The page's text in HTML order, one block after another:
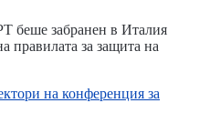
беше забранен в Италия
правилата за защита на